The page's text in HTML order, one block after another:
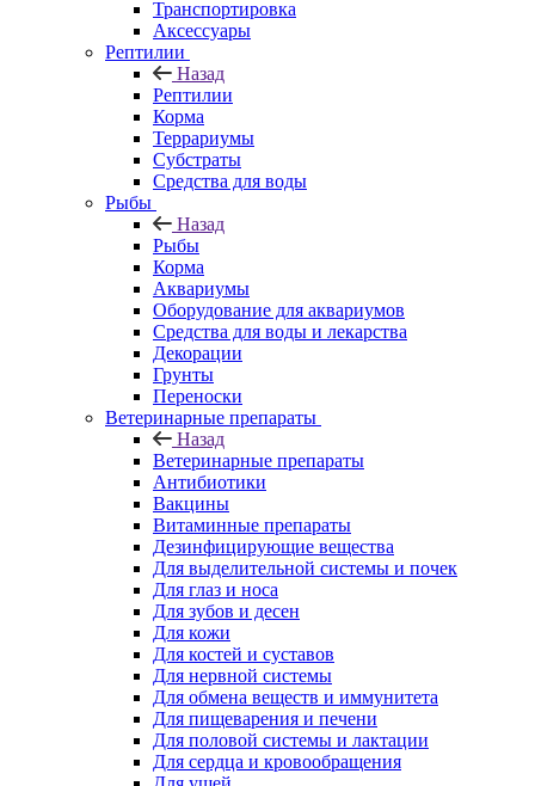
Транспортировка
Аксессуары
Рептилии
Назад
Рептилии
Корма
Террариумы
Субстраты
Средства для воды
Рыбы
Назад
Рыбы
Корма
Аквариумы
Оборудование для аквариумов
Средства для воды и лекарства
Декорации
Грунты
Переноски
Ветеринарные препараты
Назад
Ветеринарные препараты
Антибиотики
Вакцины
Витаминные препараты
Дезинфицирующие вещества
Для выделительной системы и почек
Для глаз и носа
Для зубов и десен
Для кожи
Для костей и суставов
Для нервной системы
Для обмена веществ и иммунитета
Для пищеварения и печени
Для половой системы и лактации
Для сердца и кровообращения